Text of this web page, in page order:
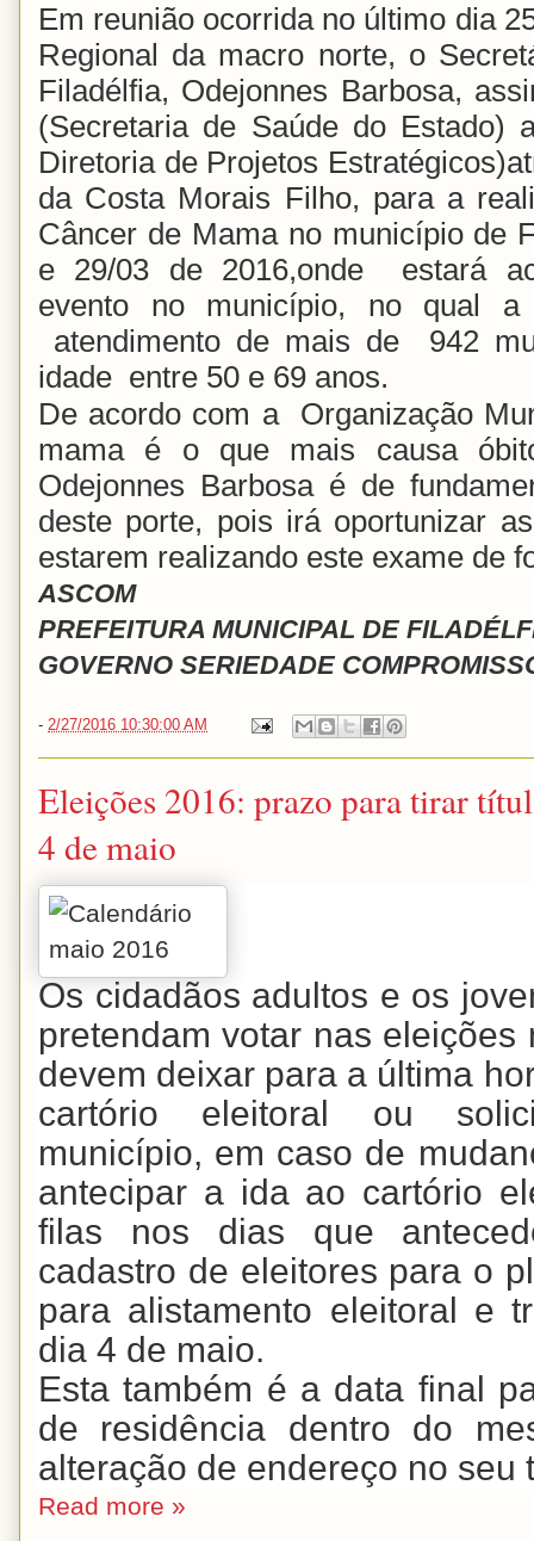
Em reunião ocorrida no último dia
Regional da macro norte, o
Filadélfia, Odejonnes Barbosa,
(Secretaria de Saúde do Estado)
Diretoria de Projetos
da Costa Morais Filho, para a
Câncer de Mama no município de
e 29/03 de 2016,onde estará
evento no município, no qual
atendimento de mais de 942
idade entre 50 e 69 anos.
De acordo com a Organização
mama é o que mais causa
Odejonnes Barbosa é de
deste porte, pois irá oportunizar
estarem realizando este exame de
ASCOM
PREFEITURA MUNICIPAL DE
GOVERNO SERIEDADE
- 2/27/2016 10:30:00 AM
Eleições 2016: prazo para tirar
4 de maio
Os cidadãos adultos e os
pretendam votar nas
devem deixar para a última
cartório eleitoral ou
município, em caso de
antecipar a ida ao cartório
filas nos dias que
cadastro de eleitores para o
para alistamento eleitoral e
dia 4 de maio.
Esta também é a data final
de residência dentro do
alteração de endereço no seu
Read more »